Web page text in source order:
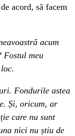
acord, să facem
acum
Fostul meu
Fondurile astea
Și, oricum, ar
care nu sunt
nici nu știu de